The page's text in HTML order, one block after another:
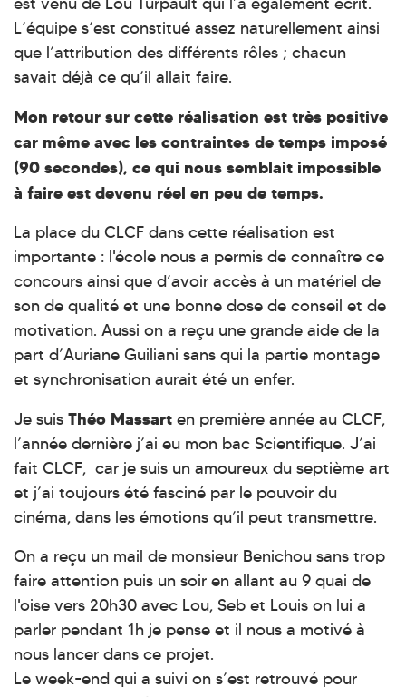
L’équipe s’est constitué assez naturellement ainsi
que l’attribution des différents rôles ; chacun
savait déjà ce qu’il allait faire.
Mon retour sur cette réalisation est très positive
car même avec les contraintes de temps imposé
(90 secondes), ce qui nous semblait impossible
à faire est devenu réel en peu de temps.
La place du CLCF dans cette réalisation est
importante : l'école nous a permis de connaître ce
concours ainsi que d’avoir accès à un matériel de
son de qualité et une bonne dose de conseil et de
motivation. Aussi on a reçu une grande aide de la
part d’Auriane Guiliani sans qui la partie montage
et synchronisation aurait été un enfer.
Je suis Théo Massart en première année au CLCF,
l’année dernière j’ai eu mon bac Scientifique. J’ai
fait CLCF, car je suis un amoureux du septième art
et j’ai toujours été fasciné par le pouvoir du
cinéma, dans les émotions qu’il peut transmettre.
On a reçu un mail de monsieur Benichou sans trop
faire attention puis un soir en allant au 9 quai de
l'oise vers 20h30 avec Lou, Seb et Louis on lui a
parler pendant 1h je pense et il nous a motivé à
nous lancer dans ce projet.
Le week-end qui a suivi on s’est retrouvé pour